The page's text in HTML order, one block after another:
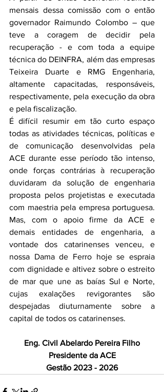
mensais dessa comissão com o então
governador Raimundo Colombo – que
teve a coragem de decidir pela
recuperação - e com toda a equipe
técnica do DEINFRA, além das empresas
Teixeira Duarte e RMG Engenharia,
altamente capacitadas, responsáveis,
respectivamente, pela execução da obra
e pela fiscalização.
É difícil resumir em tão curto espaço
todas as atividades técnicas, políticas e
de comunicação desenvolvidas pela
ACE durante esse período tão intenso,
onde forças contrárias à recuperação
duvidaram da solução de engenharia
proposta pelos projetistas e executada
com maestria pela empresa portuguesa.
Mas, com o apoio firme da ACE e
demais entidades de engenharia, a
vontade dos catarinenses venceu, e
nossa Dama de Ferro hoje se espraia
com dignidade e altivez sobre o estreito
de mar que une as baías Sul e Norte,
cujas exalações revigorantes são
despejadas diuturnamente sobre a
capital de todos os catarinenses.
Eng. Civil Abelardo Pereira Filho
Presidente da ACE
Gestão 2023 - 2026